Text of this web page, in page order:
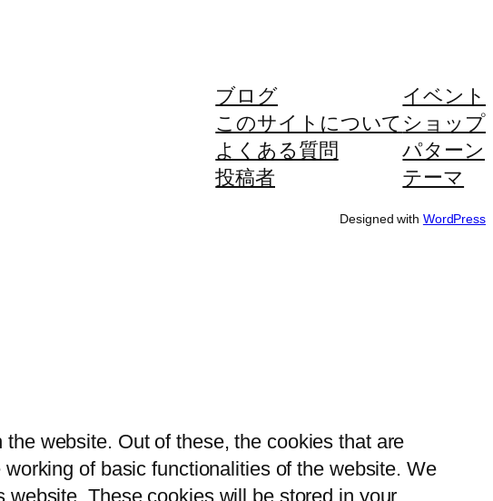
ブログ
このサイトについて
よくある質問
投稿者
イベント
ショップ
パターン
テーマ
Designed with WordPress
website. Out of these, the cookies that are
of basic functionalities of the website. We
These cookies will be stored in your